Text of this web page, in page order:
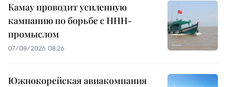
Камау проводит усиленную
кампанию по борьбе с ННН-
промыслом
07/08/2026 08:26
Южнокорейская авиакомпания